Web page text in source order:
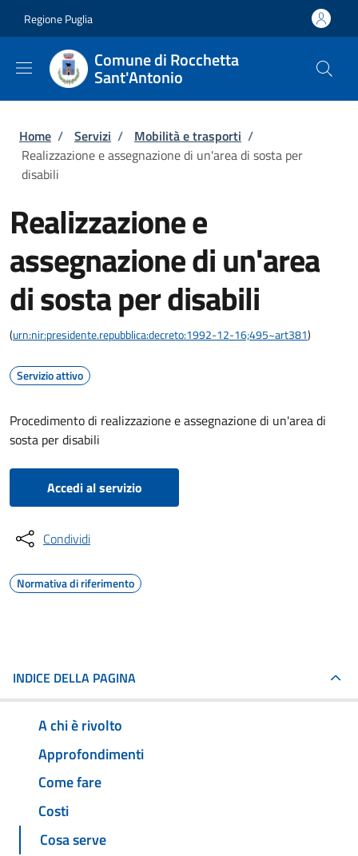
Regione Puglia
Comune di Rocchetta
Sant'Antonio
Briciole di pane
Home / Servizi / Mobilità e trasporti /
Realizzazione e assegnazione di un'area di sosta per
disabili
Realizzazione e
assegnazione di un'area
di sosta per disabili
(urn:nir:presidente.repubblica:decreto:1992-12-16;495~art381)
Servizio attivo
Procedimento di realizzazione e assegnazione di un'area di
sosta per disabili
Accedi al servizio
Condividi
Normativa di riferimento
INDICE DELLA PAGINA
A chi è rivolto
Approfondimenti
Come fare
Costi
Cosa serve